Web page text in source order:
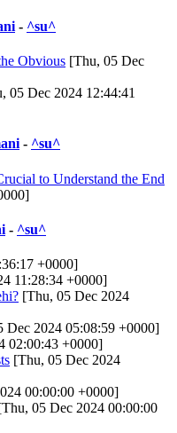
- ^su^
Obvious [Thu, 05 Dec
05 Dec 2024 12:44:41
- ^su^
to Understand the End
- ^su^
+0000]
11:28:34 +0000]
[Thu, 05 Dec 2024
Dec 2024 05:08:59 +0000]
02:00:43 +0000]
[Thu, 05 Dec 2024
00:00:00 +0000]
05 Dec 2024 00:00:00